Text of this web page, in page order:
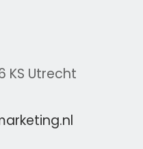
KS Utrecht